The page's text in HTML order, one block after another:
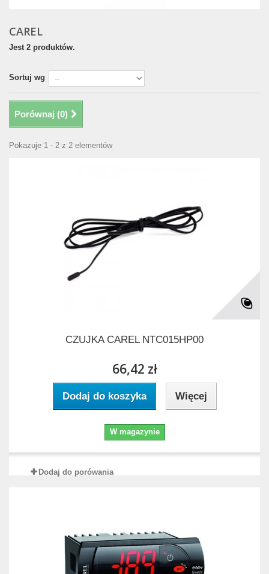
CAREL
Jest 2 produktów.
Sortuj wg
Porównaj (0)
Pokazuje 1 - 2 z 2 elementów
CZUJKA CAREL NTC015HP00
66,42 zł
Dodaj do koszyka Więcej
W magazynie
Dodaj do porówania